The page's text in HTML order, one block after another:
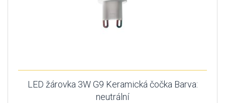
LED žárovka 3W G9 Keramická čočka Barva:
neutrální